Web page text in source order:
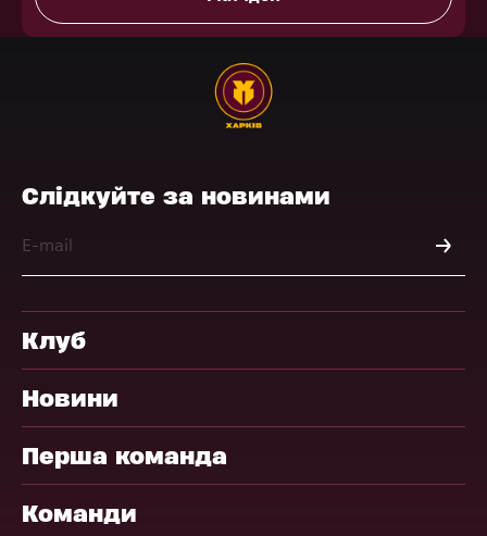
Слідкуйте за новинами
Клуб
Новини
Перша команда
Команди